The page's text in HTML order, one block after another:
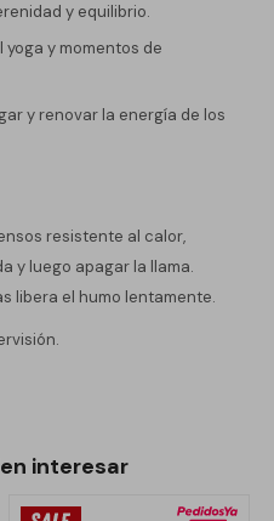
y equilibrio.
yoga y momentos de
y renovar la energía de los
resistente al calor,
y luego apagar la llama.
libera el humo lentamente.
interesar